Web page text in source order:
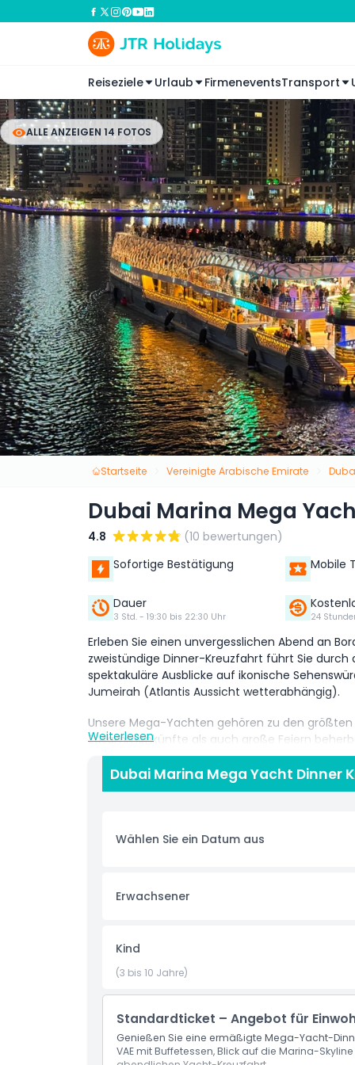
Reiseziele Urlaub FirmeneventsTransport
ALLE ANZEIGEN 14 FOTOS
Startseite Vereinigte Arabische Emirate
Dubai Marina Mega
4.8
(10 bewertungen)
Sofortige Bestätigung
Mobile
Dauer
3 Std. - 19:30 bis 22:30 Uhr 24
Erleben Sie einen unvergesslichen Abend an
zweistündige Dinner-Kreuzfahrt führt Sie
spektakuläre Ausblicke auf ikonische
Jumeirah (Atlantis Aussicht wetterabhängig).
Unsere Mega-Yachten gehören zu den größten
Zusammenkünfte als auch große Feiern
bieten der elegante Ballsaal und das
perfekt für Hochzeiten, Firmenevents und
Westin Hotelköchen, Live-BBQ-Stationen,
Säften. Erleben Sie Luxus, Komfort und
Highlights
Inklusivleistungen
Abholzeit Abgabedauer
Start- und Endpunkt
Weiterlesen
Dubai Marina Mega Yacht Dinner
Wählen Sie ein Datum aus
Erwachsener
Kind
(3 bis 10 Jahre)
Standardticket – Angebot für
Genießen Sie eine ermäßigte Mega-Yacht-
VAE mit Buffetessen, Blick auf die Marina-